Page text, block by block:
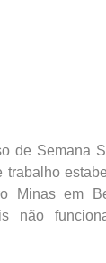
de Semana
trabalho
Minas em
não